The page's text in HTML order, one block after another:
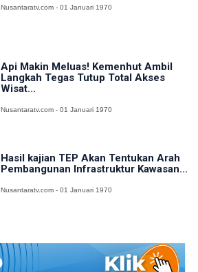
Nusantaratv.com - 01 Januari 1970
Api Makin Meluas! Kemenhut Ambil
Langkah Tegas Tutup Total Akses
Wisat...
Nusantaratv.com - 01 Januari 1970
Hasil kajian TEP Akan Tentukan Arah
Pembangunan Infrastruktur Kawasan...
Nusantaratv.com - 01 Januari 1970